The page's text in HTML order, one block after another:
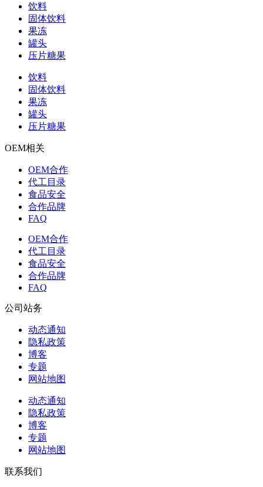
饮料
固体饮料
果冻
罐头
压片糖果
饮料
固体饮料
果冻
罐头
压片糖果
OEM相关
OEM合作
代工目录
食品安全
合作品牌
FAQ
OEM合作
代工目录
食品安全
合作品牌
FAQ
公司站务
动态通知
隐私政策
博客
专题
网站地图
动态通知
隐私政策
博客
专题
网站地图
联系我们